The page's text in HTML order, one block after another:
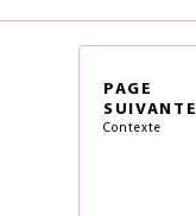
PAGE
SUIVANTE
Contexte